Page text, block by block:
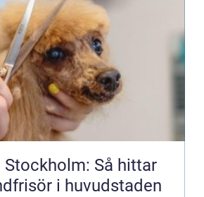
Så hittar
i huvudstaden